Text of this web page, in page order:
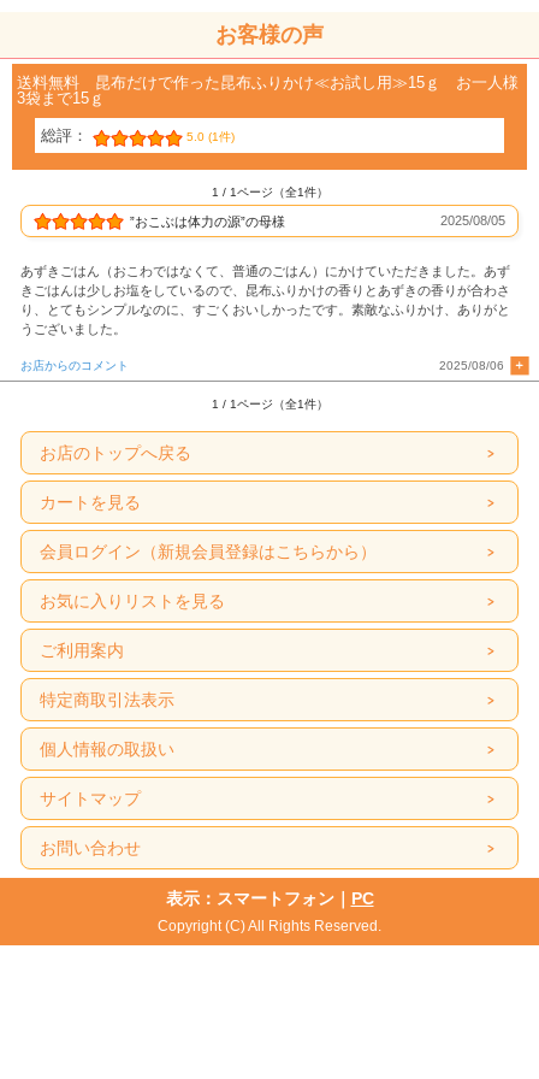
お客様の声
送料無料 昆布だけで作った昆布ふりかけ≪お試し用≫15ｇ お一人様
3袋まで15ｇ
総評： 5.0 (1件)
1 / 1ページ（全1件）
”おこぶは体力の源”の母様 2025/08/05
あずきごはん（おこわではなくて、普通のごはん）にかけていただきました。あず
きごはんは少しお塩をしているので、昆布ふりかけの香りとあずきの香りが合わさ
り、とてもシンプルなのに、すごくおいしかったです。素敵なふりかけ、ありがと
うございました。
お店からのコメント 2025/08/06
1 / 1ページ（全1件）
お店のトップへ戻る
カートを見る
会員ログイン（新規会員登録はこちらから）
お気に入りリストを見る
ご利用案内
特定商取引法表示
個人情報の取扱い
サイトマップ
お問い合わせ
表示：スマートフォン｜ PC
Copyright (C) All Rights Reserved.